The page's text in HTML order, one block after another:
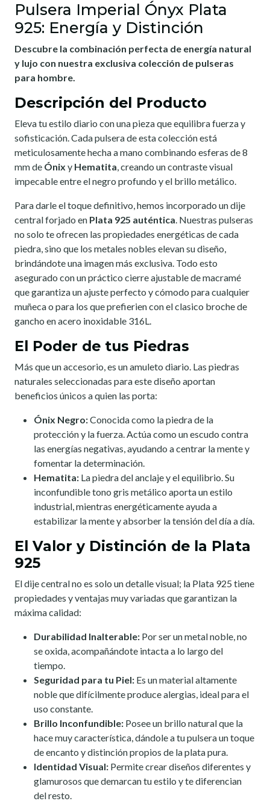
Pulsera Imperial Ónyx Plata
925: Energía y Distinción
Descubre la combinación perfecta de energía natural
y lujo con nuestra exclusiva colección de pulseras
para hombre.
Descripción del Producto
Eleva tu estilo diario con una pieza que equilibra fuerza y
sofisticación. Cada pulsera de esta colección está
meticulosamente hecha a mano combinando esferas de 8
mm de Ónix y Hematita, creando un contraste visual
impecable entre el negro profundo y el brillo metálico.
Para darle el toque definitivo, hemos incorporado un dije
central forjado en Plata 925 auténtica. Nuestras pulseras
no solo te ofrecen las propiedades energéticas de cada
piedra, sino que los metales nobles elevan su diseño,
brindándote una imagen más exclusiva. Todo esto
asegurado con un práctico cierre ajustable de macramé
que garantiza un ajuste perfecto y cómodo para cualquier
muñeca o para los que prefierien con el clasico broche de
gancho en acero inoxidable 316L.
El Poder de tus Piedras
Más que un accesorio, es un amuleto diario. Las piedras
naturales seleccionadas para este diseño aportan
beneficios únicos a quien las porta:
Ónix Negro:Conocida como la piedra de la
protección y la fuerza. Actúa como un escudo contra
las energías negativas, ayudando a centrar la mente y
fomentar la determinación.
Hematita: La piedra del anclaje y el equilibrio. Su
inconfundible tono gris metálico aporta un estilo
industrial, mientras energéticamente ayuda a
estabilizar la mente y absorber la tensión del día a día.
El Valor y Distinción de la Plata
925
El dije central no es solo un detalle visual; la Plata 925 tiene
propiedades y ventajas muy variadas que garantizan la
máxima calidad:
Durabilidad Inalterable: Por ser un metal noble, no
se oxida, acompañándote intacta a lo largo del
tiempo.
Seguridad para tu Piel: Es un material altamente
noble que difícilmente produce alergias, ideal para el
uso constante.
Brillo Inconfundible: Posee un brillo natural que la
hace muy característica, dándole a tu pulsera un toque
de encanto y distinción propios de la plata pura.
Identidad Visual: Permite crear diseños diferentes y
glamurosos que demarcan tu estilo y te diferencian
del resto.